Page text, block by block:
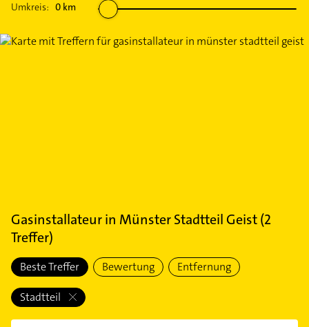
Umkreis: 0 km
Gasinstallateurin Münster Stadtteil Geist(2
Treffer)
Beste Treffer Bewertung Entfernung
Stadtteil